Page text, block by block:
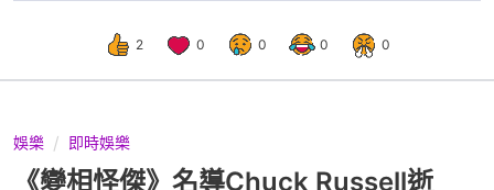
2 0 0 0 0
娛樂 即時娛樂
《變相怪傑》名導Chuck Russell逝